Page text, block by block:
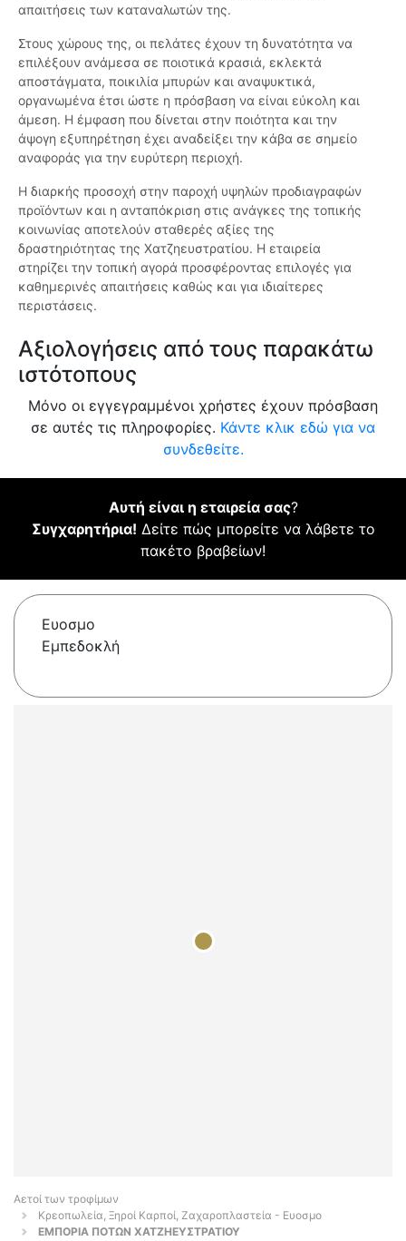
απαιτήσεις των καταναλωτών της.
Στους χώρους της, οι πελάτες έχουν τη δυνατότητα να
επιλέξουν ανάμεσα σε ποιοτικά κρασιά, εκλεκτά
αποστάγματα, ποικιλία μπυρών και αναψυκτικά,
οργανωμένα έτσι ώστε η πρόσβαση να είναι εύκολη και
άμεση. Η έμφαση που δίνεται στην ποιότητα και την
άψογη εξυπηρέτηση έχει αναδείξει την κάβα σε σημείο
αναφοράς για την ευρύτερη περιοχή.
Η διαρκής προσοχή στην παροχή υψηλών προδιαγραφών
προϊόντων και η ανταπόκριση στις ανάγκες της τοπικής
κοινωνίας αποτελούν σταθερές αξίες της
δραστηριότητας της Χατζηευστρατίου. Η εταιρεία
στηρίζει την τοπική αγορά προσφέροντας επιλογές για
καθημερινές απαιτήσεις καθώς και για ιδιαίτερες
περιστάσεις.
Αξιολογήσεις από τους παρακάτω
ιστότοπους
Μόνο οι εγγεγραμμένοι χρήστες έχουν πρόσβαση
σε αυτές τις πληροφορίες. Κάντε κλικ εδώ για να
συνδεθείτε.
Αυτή είναι η εταιρεία σας?
Συγχαρητήρια! Δείτε πώς μπορείτε να λάβετε το
πακέτο βραβείων!
Ευοσμο
Εμπεδοκλή
Αετοί των τροφίμων
Κρεοπωλεία, Ξηροί Καρποί, Ζαχαροπλαστεία - Ευοσμο
ΕΜΠΟΡΙΑ ΠΟΤΩΝ ΧΑΤΖΗΕΥΣΤΡΑΤΙΟΥ